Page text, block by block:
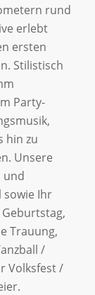
rund
erlebt
ersten
Stilistisch
Party-
hin zu
Unsere
und
sowie Ihr
Trauung,
/
Volksfest /